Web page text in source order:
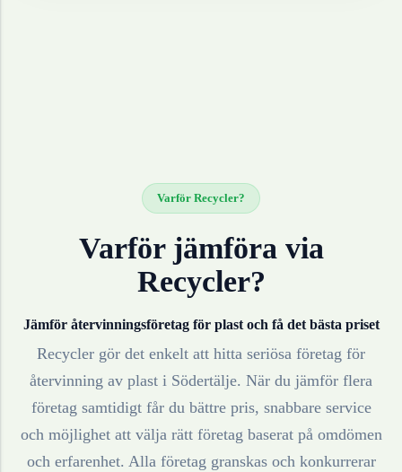
Varför Recycler?
Varför jämföra via
Recycler?
Jämför återvinningsföretag för plastoch få det bästa priset
Recycler gör det enkelt att hitta seriösa företag för
återvinning av plast i Södertälje. När du jämför flera
företag samtidigt får du bättre pris, snabbare service
och möjlighet att välja rätt företag baserat på omdömen
och erfarenhet. Alla företag granskas och konkurrerar